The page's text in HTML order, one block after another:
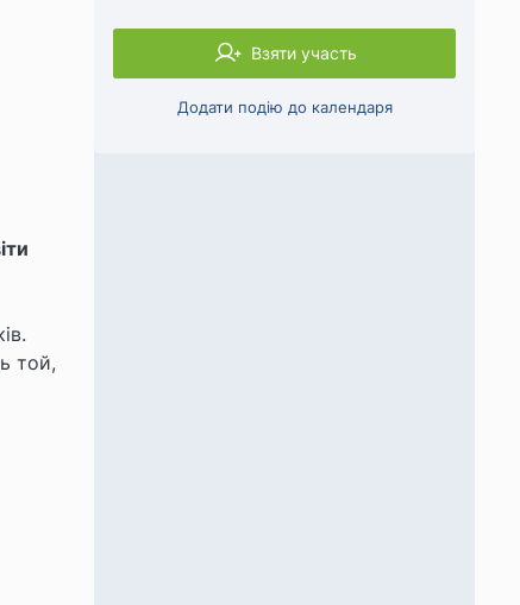
той,
Взяти участь
Додати подію до календаря